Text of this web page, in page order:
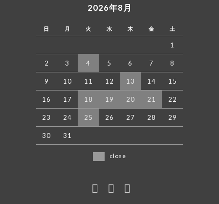
2026年8月
日 月 火 水 木 金 土
1
2 3 4 5 6 7 8
9 10 11 12 13 14 15
16 17 18 19 20 21 22
23 24 25 26 27 28 29
30 31
close